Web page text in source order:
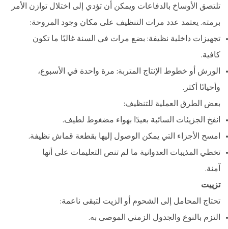
تلتصق الأوساخ بالدفاعات ويمكن أن تؤدي إلى اختلال توازن الأمر
برمته. يعتمد عدد مرات التنظيف على مكان وجود المروحة:
تجهيزات داخلية نظيفة: بضع مرات في السنة غالبًا ما تكون
كافية.
الورش أو خطوط الإنتاج المتربة: مرة واحدة في الأسبوع،
وأحيانًا أكثر.
بعض الطرق العملية للتنظيف:
انفخ الجزيئات السائبة بعيدًا بهواء مضغوط لطيف.
امسح الأجزاء التي يمكن الوصول إليها بقطعة قماش نظيفة.
تخطي المذيبات العدوانية ما لم تنص التعليمات على أنها
آمنة.
تزييت
تحتاج المحامل إلى الشحوم أو الزيت لتبقى ناعمة:
التزم بالنوع والجدول الزمني الموصى به.